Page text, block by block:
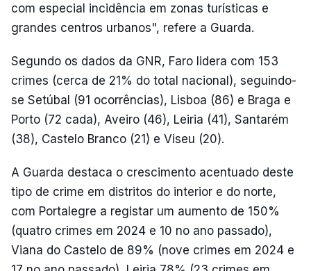
com especial incidência em zonas turísticas e
grandes centros urbanos", refere a Guarda.
Segundo os dados da GNR, Faro lidera com 153
crimes (cerca de 21% do total nacional), seguindo-
se Setúbal (91 ocorrências), Lisboa (86) e Braga e
Porto (72 cada), Aveiro (46), Leiria (41), Santarém
(38), Castelo Branco (21) e Viseu (20).
A Guarda destaca o crescimento acentuado deste
tipo de crime em distritos do interior e do norte,
com Portalegre a registar um aumento de 150%
(quatro crimes em 2024 e 10 no ano passado),
Viana do Castelo de 89% (nove crimes em 2024 e